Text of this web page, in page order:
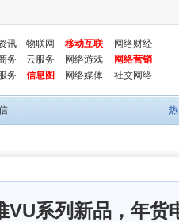
讯 物联网 移动互联
网络财经
务
云服务 网络游戏
网络营销
务
信息图 网络媒体 社交网络
VU系列新品，年货